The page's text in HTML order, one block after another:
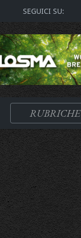
SEGUICI SU:
RUBRICHE